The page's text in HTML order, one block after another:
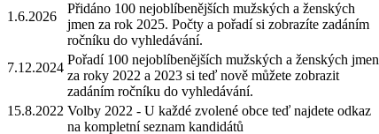
1.6.2026
Přidáno 100 nejoblíbenějších mužských a ženských
jmen za rok 2025. Počty a pořadí si zobrazíte zadáním
ročníku do vyhledávání.
7.12.2024
Pořadí 100 nejoblíbenějších mužských a ženských jmen
za roky 2022 a 2023 si teď nově můžete zobrazit
zadáním ročníku do vyhledávání.
15.8.2022 Volby 2022 - U každé zvolené obce teď najdete odkaz
na kompletní seznam kandidátů